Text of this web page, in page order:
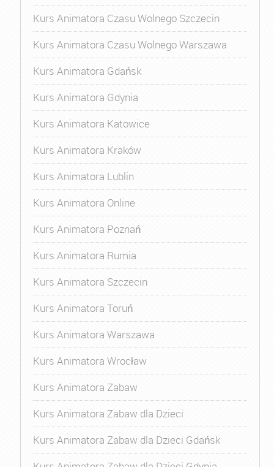
Kurs Animatora Czasu Wolnego Szczecin
Kurs Animatora Czasu Wolnego Warszawa
Kurs Animatora Gdańsk
Kurs Animatora Gdynia
Kurs Animatora Katowice
Kurs Animatora Kraków
Kurs Animatora Lublin
Kurs Animatora Online
Kurs Animatora Poznań
Kurs Animatora Rumia
Kurs Animatora Szczecin
Kurs Animatora Toruń
Kurs Animatora Warszawa
Kurs Animatora Wrocław
Kurs Animatora Zabaw
Kurs Animatora Zabaw dla Dzieci
Kurs Animatora Zabaw dla Dzieci Gdańsk